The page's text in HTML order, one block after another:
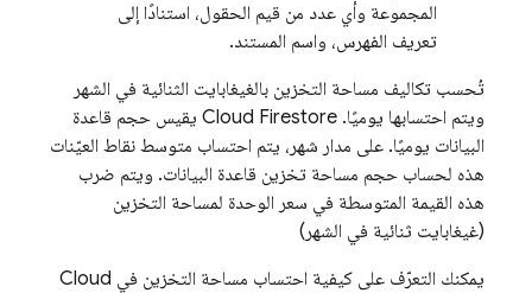
المجموعة وأي عدد من قيم الحقول، استنادًا إلى
تعريف الفهرس، واسم المستند.
تُحسب تكاليف مساحة التخزين بالغيغابايت الثنائية في الشهر
ويتم احتسابها يوميًا. Cloud Firestore يقيس حجم قاعدة
البيانات يوميًا. على مدار شهر، يتم احتساب متوسط نقاط العيّنات
هذه لحساب حجم مساحة تخزين قاعدة البيانات. ويتم ضرب
هذه القيمة المتوسطة في سعر الوحدة لمساحة التخزين
(غيغابايت ثنائية في الشهر)
يمكنك التعرّف على كيفية احتساب مساحة التخزين في Cloud